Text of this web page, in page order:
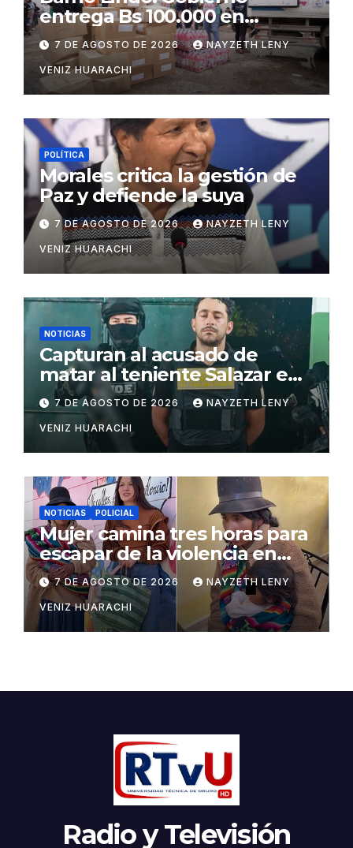
entrega Bs 100.000 en
insumos para afectados
7 DE AGOSTO DE 2026 NAYZETH LENY
VENIZ HUARACHI
POLÍTICA
Morales critica la gestión de
Paz y defiende la suya
7 DE AGOSTO DE 2026 NAYZETH LENY
VENIZ HUARACHI
NOTICIAS
Capturan al acusado de
matar al teniente Salazar en
San Matías
7 DE AGOSTO DE 2026 NAYZETH LENY
VENIZ HUARACHI
NOTICIAS POLICIAL
Mujer camina tres horas para
escapar de la violencia en
Potosí
7 DE AGOSTO DE 2026 NAYZETH LENY
VENIZ HUARACHI
Radio y Televisión